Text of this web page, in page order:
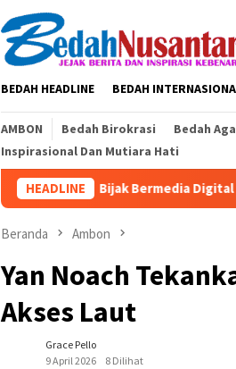
BEDAH HEADLINE BEDAH
AMBON Bedah Birokrasi Bedah
Inspirasional Dan Mutiara Hati
HEADLINE
Bijak Bermedia Digital Demi Sekolah
Beranda Ambon
Yan Noach
Akses Laut
Grace Pello
9 April 2026
8 Dilihat